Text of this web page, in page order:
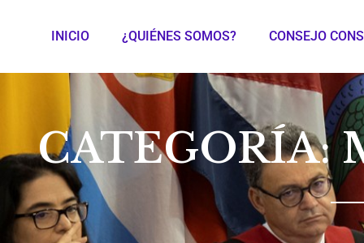
INICIO ¿QUIÉNES SOMOS? CONSEJO
CATEGORÍA: